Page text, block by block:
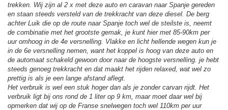
trekken. Wij zijn al 2 x met deze auto en caravan naar Spanje gereden
en staan steeds versteld van de trekkracht van deze diesel. De berg
achter Luik die op de route naar Spanje toch wel de steilste is, neemt
de combinatie met het grootste gemak, je kunt hier met 85-90km per
uur omhoog in de 4e versnelling. Vlakke en licht hellende wegen kun je
in de 6e versnelling nemen, want het koppel is hoog van deze auto en
de automaat schakeld gewoon door naar de hoogste versnelling. je hebt
steeds genoeg trekkracht en dat maakt het rijden relaxed, wat wel zo
prettig is als je een lange afstand aflegt.
Het verbruik is wel een stuk hoger dan als je zonder carvan rijdt. Het
verbruik ligt bij ons rond de 1 liter op 9 km, maar moet daar wel bij
opmerken dat wij op de Franse snelwegen toch wel 110km per uur